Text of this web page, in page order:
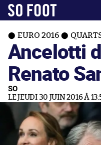
EURO 2016
Ancelotti
Renato
SO
LE JEUDI 30 JUIN 2016 À